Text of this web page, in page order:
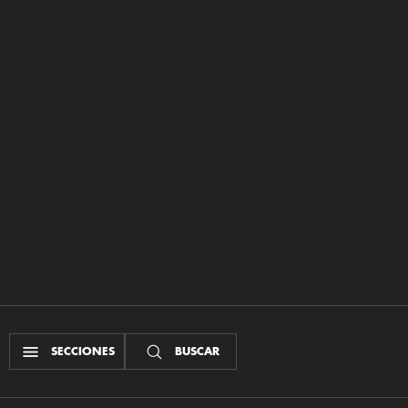
SECCIONES BUSCAR